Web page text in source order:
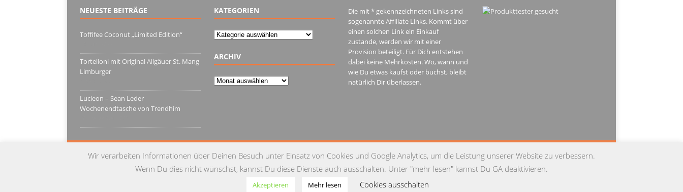
NEUESTE BEITRÄGE
Toffifee Coconut „Limited Edition“
Tortelloni mit Original Allgäuer St. Mang
Limburger
Lucleon – Sean Leder
Wochenendtasche von Trendhim
KATEGORIEN
Kategorien
ARCHIV
Archiv
Die mit * gekennzeichneten Links sind
sogenannte Affiliate Links. Kommt über
einen solchen Link ein Einkauf
zustande, werden wir mit einer
Provision beteiligt. Für Dich entstehen
dabei keine Mehrkosten. Wo, wann und
wie Du etwas kaufst oder buchst, bleibt
natürlich Dir überlassen.
IMPRESSUM DATENSCHUTZ
Wir verarbeiten Informationen über Deinen Besuch unter Einsatz von Cookies und Google Analytics, um die Leistung unserer Website zu verbessern.
Wenn Du dies nicht wünschst, kannst Du diese Dienste auch ausschalten. Unter "mehr lesen" kannst Du GA deaktivieren.
Akzeptieren Mehr lesen Cookies ausschalten